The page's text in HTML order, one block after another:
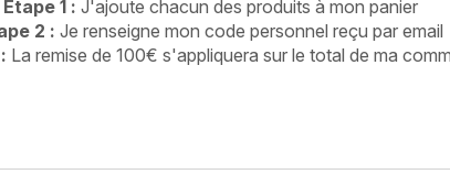
Etape 1 : J'ajoute chacun des produits à mon panier
2 : Je renseigne mon code personnel reçu par email
La remise de 100€ s'appliquera sur le total de ma